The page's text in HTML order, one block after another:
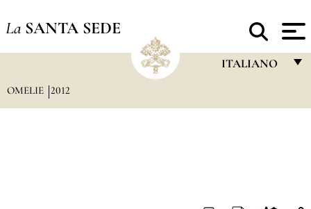
La SANTA SEDE
ITALIANO
OMELIE 2012